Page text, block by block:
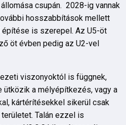
csupán. 2028-ig vannak
hosszabbítások mellett
építése is szerepel. Az U5-öt
öt évben pedig az U2-vel
viszonyoktól is függnek,
ütközik a mélyépítkezés, vagy a
kártérítésekkel sikerül csak
Talán ezzel is